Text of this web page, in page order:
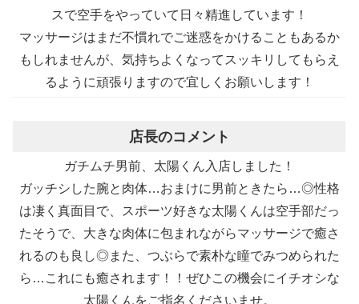
スで空手をやっていて日々精進しています！
マッサージはまだ不慣れでご迷惑をかけることもあるか
もしれませんが、気持ちよくなってスッキリしてもらえ
るように頑張りますので宜しくお願いします！
店長のコメント
ガチムチ男前、太陽くん入店しました！
ガッチシした腕と肉体…おまけに男前ときたら…◎性格
は凄く真面目で、スポーツ好きな太陽くんは空手部だっ
たそうで、大きな肉体に包まれながらマッサージで癒さ
れるのも良し◎また、つぶらで素朴な瞳でみつめられた
ら…これにも癒されます！！ぜひこの機会にイチオシな
太陽くんをご指名くださいませ。